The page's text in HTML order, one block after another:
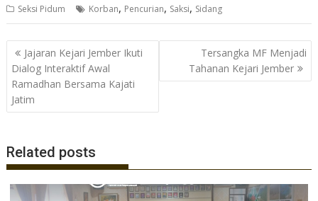
e
b
o
o
k
itt
er
at
s
A
p
p
e
gr
a
m
Seksi Pidum Korban, Pencurian, Saksi, Sidang
Navigasi
pos
Jajaran Kejari Jember Ikuti
Dialog Interaktif Awal
Ramadhan Bersama Kajati
Jatim
Tersangka MF Menjadi
Tahanan Kejari Jember
Related posts